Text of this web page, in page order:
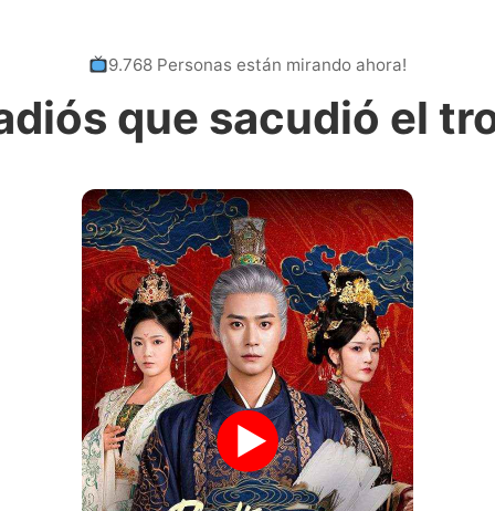
9.768 Personas están mirando ahora!
que sacudió el